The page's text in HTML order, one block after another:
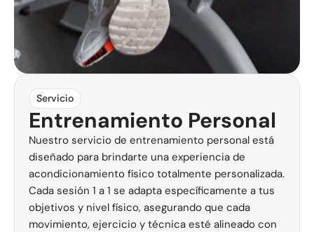
Servicio
Entrenamiento Personal
Nuestro servicio de entrenamiento personal está
diseñado para brindarte una experiencia de
acondicionamiento físico totalmente personalizada.
Cada sesión 1 a 1 se adapta específicamente a tus
objetivos y nivel físico, asegurando que cada
movimiento, ejercicio y técnica esté alineado con